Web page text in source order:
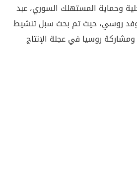
وحماية المستهلك السوري، عبد
وفد روسي، حيث تم بحث سبل تنشيط
روسيا في عجلة الإنتاج